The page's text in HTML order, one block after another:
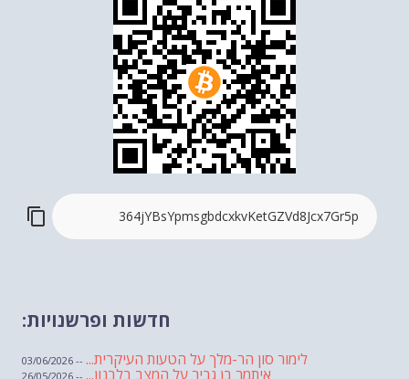
חדשות ופרשנויות:
לימור סון הר-מלך על הטעות העיקרית... -- 03/06/2026
איתמר בן גביר על המצב בלבנון... -- 26/05/2026